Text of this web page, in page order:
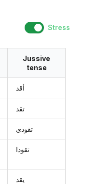
Stress
Jussive
tense
أقد
تقد
تقودي
تقودا
يقد